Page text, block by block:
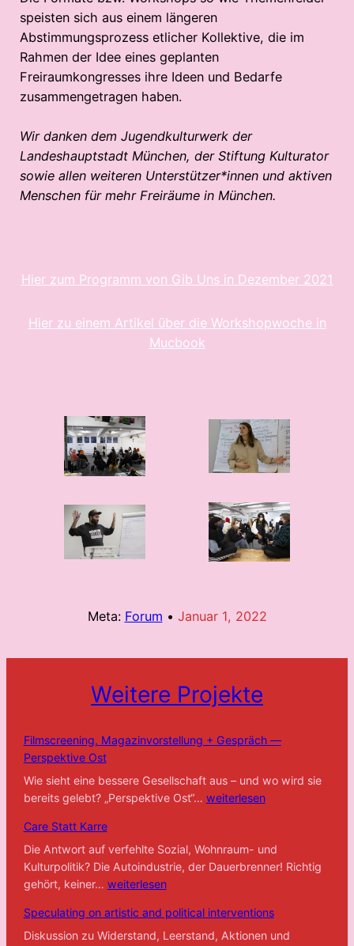
speisten sich aus einem längeren
Abstimmungsprozess etlicher Kollektive, die im
Rahmen der Idee eines geplanten
Freiraumkongresses ihre Ideen und Bedarfe
zusammengetragen haben.
Wir danken dem Jugendkulturwerk der
Landeshauptstadt München, der Stiftung Kulturator
sowie allen weiteren Unterstützer*innen und aktiven
Menschen für mehr Freiräume in München.
Hier zum Programm von Gib Uns in Dezember 2021
Hier zu einem Artikel über die Workshopwoche in
Mucbook
Meta: Forum • Januar 1, 2022
Weitere Projekte
Filmscreening, Magazinvorstellung + Gespräch —
Perspektive Ost
Wie sieht eine bessere Gesellschaft aus – und wo wird sie
bereits gelebt? „Perspektive Ost“… Filmscreening,
Gespräch
—
weiterlesen
Care Statt Karre
Die Antwort auf verfehlte Sozial, Wohnraum- und
Kulturpolitik? Die Autoindustrie, der Dauerbrenner! Richtig
gehört, keiner… Care
Karre
weiterlesen
Speculating on artistic and political interventions
Diskussion zu Widerstand, Leerstand, Aktionen und